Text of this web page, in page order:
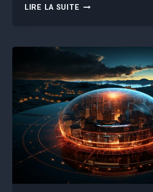
LIRE LA SUITE LES
TRANSFORMATION
NUMÉRIQUE
POUR
LES
DIRIGEANTS